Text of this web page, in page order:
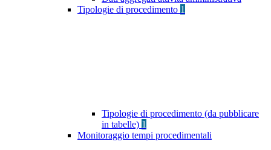
Tipologie di procedimento 1
Tipologie di procedimento (da pubblicare
in tabelle) 1
Monitoraggio tempi procedimentali